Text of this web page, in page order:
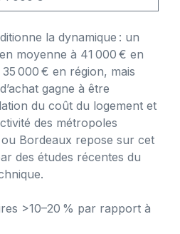
la dynamique : un
moyenne à 41 000 € en
000 € en région, mais
gagne à être
du coût du logement et
des métropoles
Bordeaux repose sur cet
des études récentes du
>10–20 % par rapport à